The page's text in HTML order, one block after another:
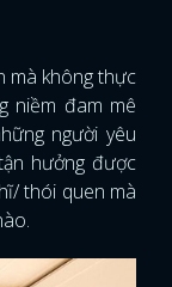
mà không thực
niềm đam mê
người yêu
hưởng được
thói quen mà